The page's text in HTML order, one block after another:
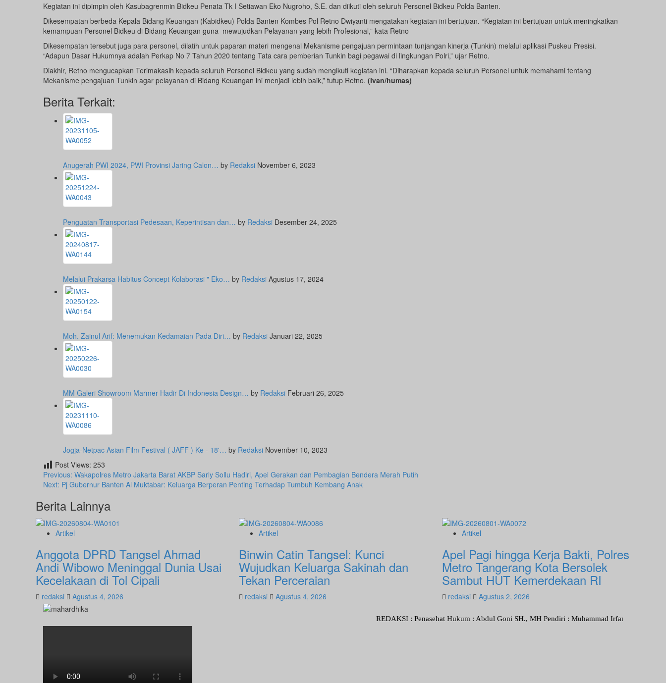
Kegiatan ini dipimpin oleh Kasubagrenmin Bidkeu Penata Tk I Setiawan Eko Nugroho, S.E. dan diikuti oleh seluruh Personel Bidkeu Polda Banten.
Dikesempatan berbeda Kepala Bidang Keuangan (Kabidkeu) Polda Banten Kombes Pol Retno Dwiyanti mengatakan kegiatan ini bertujuan. “Kegiatan ini bertujuan untuk meningkatkan
kemampuan Personel Bidkeu di Bidang Keuangan guna mewujudkan Pelayanan yang lebih Profesional,” kata Retno
Dikesempatan tersebut juga para personel, dilatih untuk paparan materi mengenai Mekanisme pengajuan permintaan tunjangan kinerja (Tunkin) melalui aplikasi Puskeu Presisi.
“Adapun Dasar Hukumnya adalah Perkap No 7 Tahun 2020 tentang Tata cara pemberian Tunkin bagi pegawai di lingkungan Polri,” ujar Retno.
Diakhir, Retno mengucapkan Terimakasih kepada seluruh Personel Bidkeu yang sudah mengikuti kegiatan ini. “Diharapkan kepada seluruh Personel untuk memahami tentang
Mekanisme pengajuan Tunkin agar pelayanan di Bidang Keuangan ini menjadi lebih baik,” tutup Retno. (Ivan/humas)
Berita Terkait:
Anugerah PWI 2024, PWI Provinsi Jaring Calon… by Redaksi November 6, 2023
Penguatan Transportasi Pedesaan, Keperintisan dan… by Redaksi Desember 24, 2025
Melalui Prakarsa Habitus Concept Kolaborasi " Eko… by Redaksi Agustus 17, 2024
Moh. Zainul Arif: Menemukan Kedamaian Pada Diri… by Redaksi Januari 22, 2025
MM Galeri Showroom Marmer Hadir Di Indonesia Design… by Redaksi Februari 26, 2025
Jogja-Netpac Asian Film Festival ( JAFF ) Ke - 18'… by Redaksi November 10, 2023
Post Views: 253
Post
navigation
Previous: Wakapolres Metro Jakarta Barat AKBP Sarly Sollu Hadiri, Apel Gerakan dan Pembagian Bendera Merah Putih
Next: Pj Gubernur Banten Al Muktabar: Keluarga Berperan Penting Terhadap Tumbuh Kembang Anak
Berita Lainnya
Artikel
Anggota DPRD Tangsel Ahmad
Andi Wibowo Meninggal Dunia Usai
Kecelakaan di Tol Cipali
redaksi Agustus 4, 2026
Artikel
Binwin Catin Tangsel: Kunci
Wujudkan Keluarga Sakinah dan
Tekan Perceraian
redaksi Agustus 4, 2026
Artikel
Apel Pagi hingga Kerja Bakti, Polres
Metro Tangerang Kota Bersolek
Sambut HUT Kemerdekaan RI
redaksi Agustus 2, 2026
REDAKSI : Penasehat Hukum : Abdul Goni SH., MH Pendiri : Muhammad Irfansyah, Pimpinan